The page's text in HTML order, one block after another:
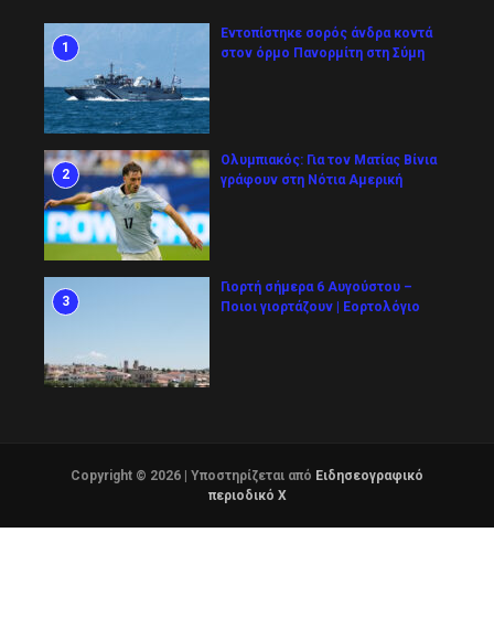
1
Εντοπίστηκε σορός άνδρα κοντά
στον όρμο Πανορμίτη στη Σύμη
2
Ολυμπιακός: Για τον Ματίας Βίνια
γράφουν στη Νότια Αμερική
3
Γιορτή σήμερα 6 Αυγούστου –
Ποιοι γιορτάζουν | Εορτολόγιο
Copyright © 2026 | Υποστηρίζεται από Ειδησεογραφικό
περιοδικό Χ